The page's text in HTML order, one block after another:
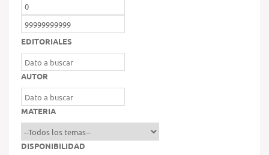
EDITORIALES
AUTOR
MATERIA
DISPONIBILIDAD